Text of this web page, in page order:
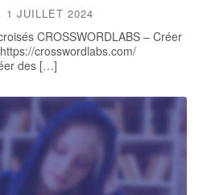
1 JUILLET 2024
CROSSWORDLABS – Créer
crosswordlabs.com/
des […]